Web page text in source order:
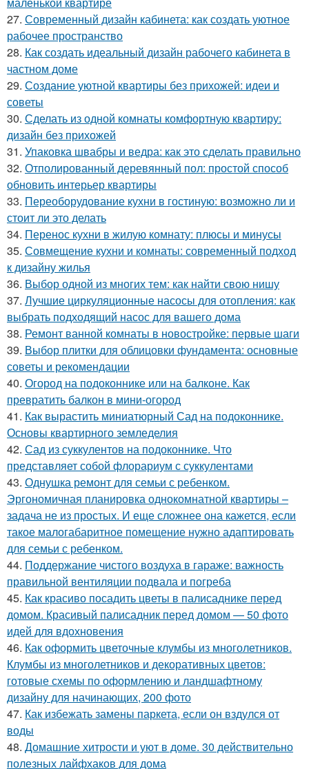
27. Современный дизайн кабинета: как создать уютное
рабочее пространство
28. Как создать идеальный дизайн рабочего кабинета в
частном доме
29. Создание уютной квартиры без прихожей: идеи и
советы
30. Сделать из одной комнаты комфортную квартиру:
дизайн без прихожей
31. Упаковка швабры и ведра: как это сделать правильно
32. Отполированный деревянный пол: простой способ
обновить интерьер квартиры
33. Переоборудование кухни в гостиную: возможно ли и
стоит ли это делать
34. Перенос кухни в жилую комнату: плюсы и минусы
35. Совмещение кухни и комнаты: современный подход
к дизайну жилья
36. Выбор одной из многих тем: как найти свою нишу
37. Лучшие циркуляционные насосы для отопления: как
выбрать подходящий насос для вашего дома
38. Ремонт ванной комнаты в новостройке: первые шаги
39. Выбор плитки для облицовки фундамента: основные
советы и рекомендации
40. Огород на подоконнике или на балконе. Как
превратить балкон в мини-огород
41. Как вырастить миниатюрный Сад на подоконнике.
Основы квартирного земледелия
42. Сад из суккулентов на подоконнике. Что
представляет собой флорариум с суккулентами
43. Однушка ремонт для семьи с ребенком.
Эргономичная планировка однокомнатной квартиры –
задача не из простых. И еще сложнее она кажется, если
такое малогабаритное помещение нужно адаптировать
для семьи с ребенком.
44. Поддержание чистого воздуха в гараже: важность
правильной вентиляции подвала и погреба
45. Как красиво посадить цветы в палисаднике перед
домом. Красивый палисадник перед домом — 50 фото
идей для вдохновения
46. Как оформить цветочные клумбы из многолетников.
Клумбы из многолетников и декоративных цветов:
готовые схемы по оформлению и ландшафтному
дизайну для начинающих, 200 фото
47. Как избежать замены паркета, если он вздулся от
воды
48. Домашние хитрости и уют в доме. 30 действительно
полезных лайфхаков для дома